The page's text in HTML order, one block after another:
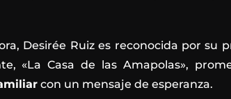
Desirée Ruiz es reconocida por su
«La Casa de las Amapolas»,
con un mensaje de esperanza.